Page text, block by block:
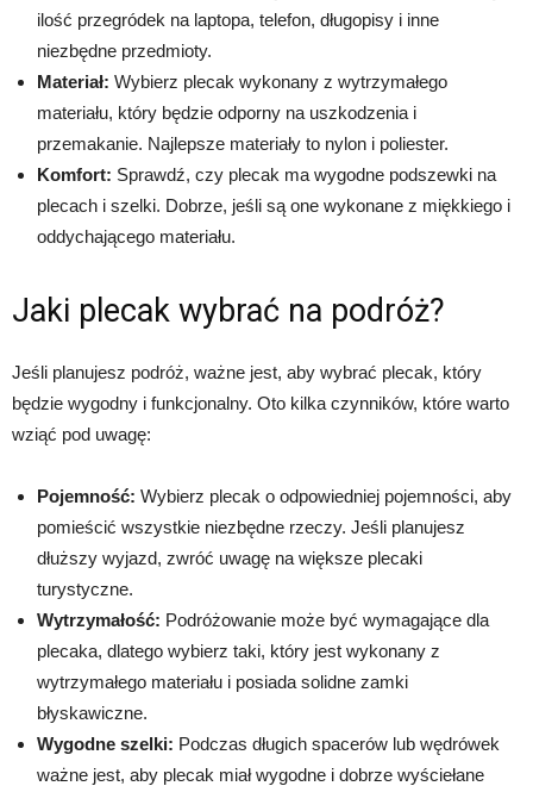
ilość przegródek na laptopa, telefon, długopisy i inne
niezbędne przedmioty.
Materiał: Wybierz plecak wykonany z wytrzymałego
materiału, który będzie odporny na uszkodzenia i
przemakanie. Najlepsze materiały to nylon i poliester.
Komfort: Sprawdź, czy plecak ma wygodne podszewki na
plecach i szelki. Dobrze, jeśli są one wykonane z miękkiego i
oddychającego materiału.
Jaki plecak wybrać na podróż?
Jeśli planujesz podróż, ważne jest, aby wybrać plecak, który
będzie wygodny i funkcjonalny. Oto kilka czynników, które warto
wziąć pod uwagę:
Pojemność: Wybierz plecak o odpowiedniej pojemności, aby
pomieścić wszystkie niezbędne rzeczy. Jeśli planujesz
dłuższy wyjazd, zwróć uwagę na większe plecaki
turystyczne.
Wytrzymałość: Podróżowanie może być wymagające dla
plecaka, dlatego wybierz taki, który jest wykonany z
wytrzymałego materiału i posiada solidne zamki
błyskawiczne.
Wygodne szelki: Podczas długich spacerów lub wędrówek
ważne jest, aby plecak miał wygodne i dobrze wyściełane